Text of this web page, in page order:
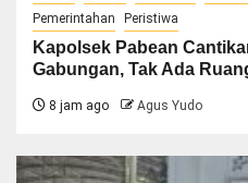
Pemerintahan
Peristiwa
Kapolsek Pabean
Gabungan, Tak Ada
8 jam ago Agus Yudo